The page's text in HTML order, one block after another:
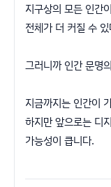
지구상의 모든 인간
전체가 더 커질 수
그러니까 인간 문명
지금까지는 인간이
하지만 앞으로는 디
가능성이 큽니다.